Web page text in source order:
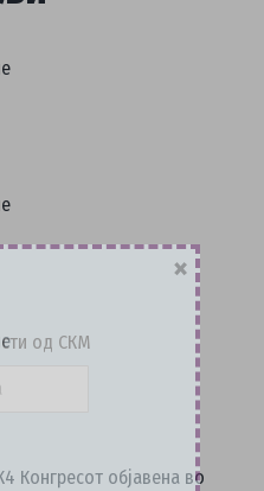
Конгресот објавена во
од СКМ
×